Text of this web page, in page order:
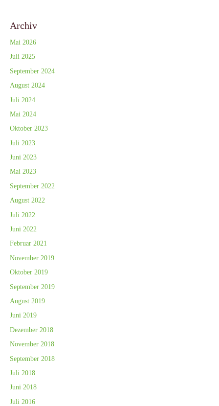
Archiv
Mai 2026
Juli 2025
September 2024
August 2024
Juli 2024
Mai 2024
Oktober 2023
Juli 2023
Juni 2023
Mai 2023
September 2022
August 2022
Juli 2022
Juni 2022
Februar 2021
November 2019
Oktober 2019
September 2019
August 2019
Juni 2019
Dezember 2018
November 2018
September 2018
Juli 2018
Juni 2018
Juli 2016